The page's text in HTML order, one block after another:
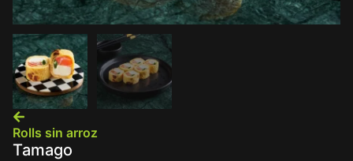
Rolls sin arroz
Tamago